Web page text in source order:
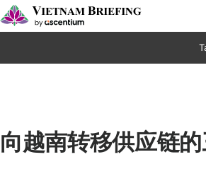
向越南转移供应链